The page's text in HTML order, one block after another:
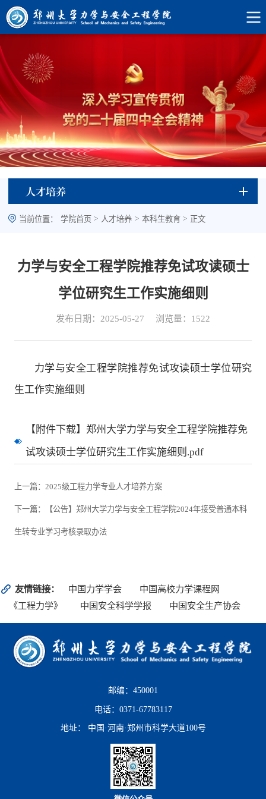
人才培养
当前位置： 学院首页 > 人才培养 > 本科生教育 > 正文
力学与安全工程学院推荐免试攻读硕士
学位研究生工作实施细则
发布日期：2025-05-27 浏览量： 1522
力学与安全工程学院推荐免试攻读硕士学位研究
生工作实施细则
【附件下载】郑州大学力学与安全工程学院推荐免
试攻读硕士学位研究生工作实施细则.pdf
上一篇：2025级工程力学专业人才培养方案
下一篇：【公告】郑州大学力学与安全工程学院2024年接受普通本科
生转专业学习考核录取办法
友情链接： 中国力学学会
中国高校力学课程网
《工程力学》
中国安全科学学报 中国安全生产协会
邮编：450001
电话：0371-67783117
地址： 中国·河南·郑州市科学大道100号